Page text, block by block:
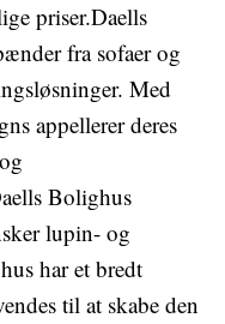
priser.Daells
fra sofaer og
Med
appellerer deres
Bolighus
lupin- og
har et bredt
til at skabe den